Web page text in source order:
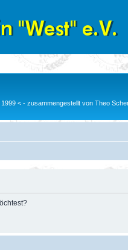
< - zusammengestellt von Theo